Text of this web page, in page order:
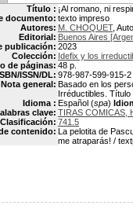
Título : ¡Al romano, ni
documento: texto impreso
Autores: M. CHOQUET,
Editorial: Buenos Aires
publicación: 2023
Colección: Idefix y los
de páginas: 48 p.
ISSN/DL: 978-987-599-915-2
Nota general: Basado en los
Irréductibles. Título
Idioma : Español (spa)
clave: TIRAS COMICAS,
Clasificación: 741.5
contenido: La pelotita de
me atraparás! /